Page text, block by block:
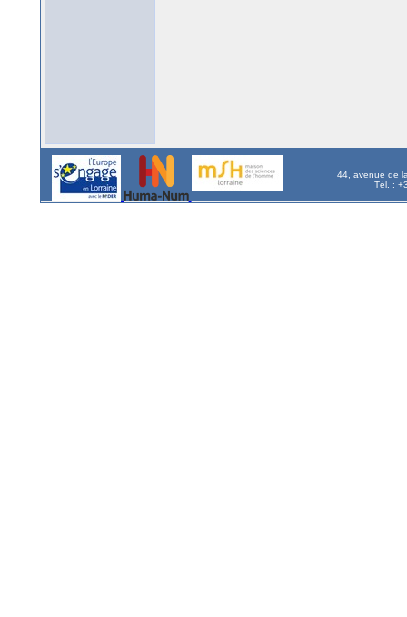
44, avenue de
Tél. :